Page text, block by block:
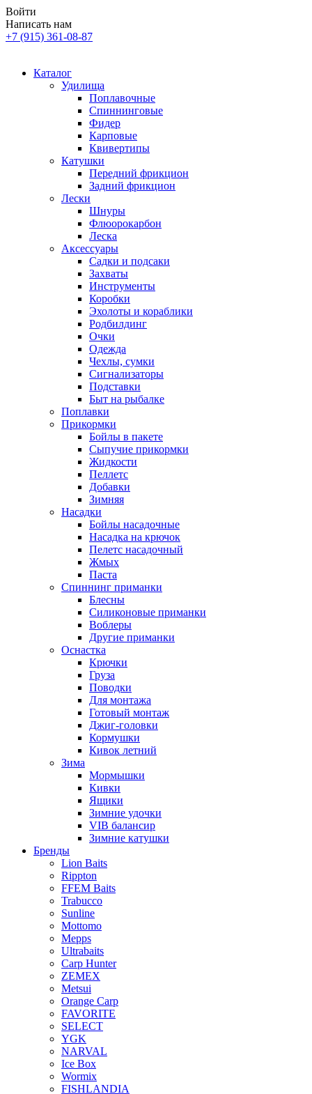
Войти
Написать нам
+7 (915) 361-08-87
Каталог
Удилища
Поплавочные
Спиннинговые
Фидер
Карповые
Квивертипы
Катушки
Передний фрикцион
Задний фрикцион
Лески
Шнуры
Флюорокарбон
Леска
Аксессуары
Садки и подсаки
Захваты
Инструменты
Коробки
Эхолоты и кораблики
Родбилдинг
Очки
Одежда
Чехлы, сумки
Сигнализаторы
Подставки
Быт на рыбалке
Поплавки
Прикормки
Бойлы в пакете
Сыпучие прикормки
Жидкости
Пеллетс
Добавки
Зимняя
Насадки
Бойлы насадочные
Насадка на крючок
Пелетс насадочный
Жмых
Паста
Спиннинг приманки
Блесны
Силиконовые приманки
Воблеры
Другие приманки
Оснастка
Крючки
Груза
Поводки
Для монтажа
Готовый монтаж
Джиг-головки
Кормушки
Кивок летний
Зима
Мормышки
Кивки
Ящики
Зимние удочки
VIB балансир
Зимние катушки
Бренды
Lion Baits
Rippton
FFEM Baits
Trabucco
Sunline
Mottomo
Mepps
Ultrabaits
Carp Hunter
ZEMEX
Metsui
Orange Carp
FAVORITE
SELECT
YGK
NARVAL
Ice Box
Wormix
FISHLANDIA